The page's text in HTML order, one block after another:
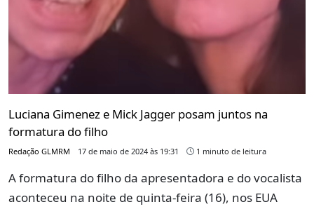
Luciana Gimenez e Mick Jagger posam juntos na
formatura do filho
Redação GLMRM 17 de maio de 2024 às 19:31 1 minuto de leitura
A formatura do filho da apresentadora e do vocalista
aconteceu na noite de quinta-feira (16), nos EUA